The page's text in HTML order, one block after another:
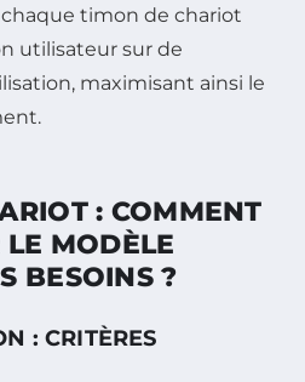
timon de chariot
utilisateur sur de
maximisant ainsi le
: COMMENT
MODÈLE
BESOINS ?
: CRITÈRES